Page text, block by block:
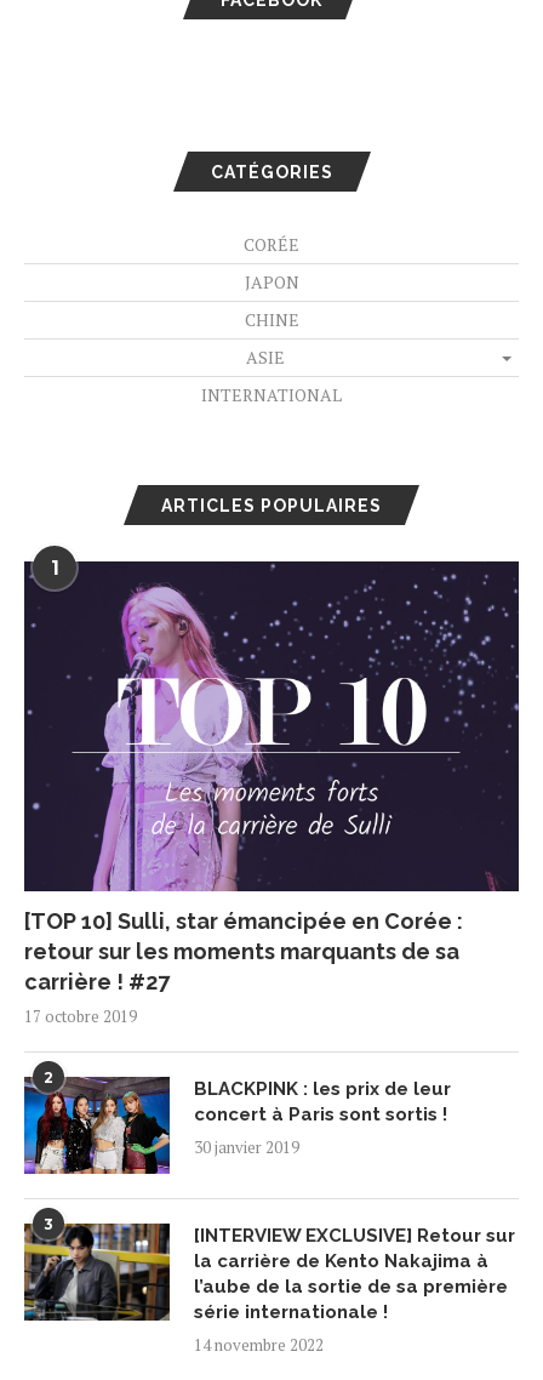
CATÉGORIES
CORÉE
JAPON
CHINE
ASIE
INTERNATIONAL
ARTICLES POPULAIRES
1
[TOP 10] Sulli, star émancipée en Corée :
retour sur les moments marquants de sa
carrière ! #27
17 octobre 2019
2
BLACKPINK : les prix de leur
concert à Paris sont sortis !
30 janvier 2019
3
[INTERVIEW EXCLUSIVE] Retour sur
la carrière de Kento Nakajima à
l’aube de la sortie de sa première
série internationale !
14 novembre 2022